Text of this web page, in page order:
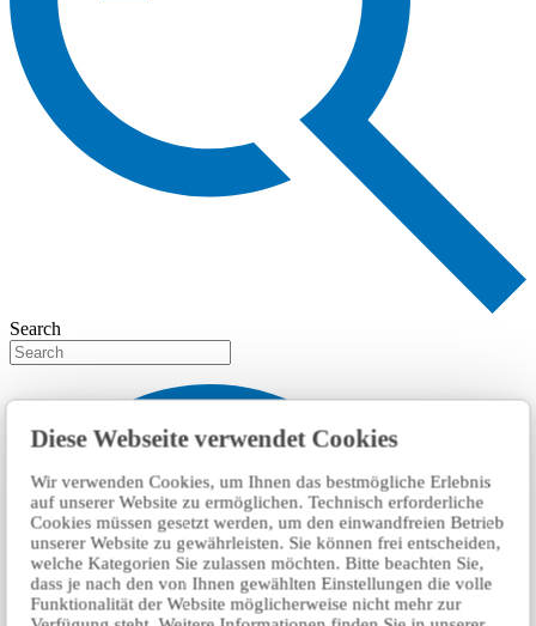
Diese Webseite verwendet Cookies
Wir verwenden Cookies, um Ihnen das bestmögliche Erlebnis
auf unserer Website zu ermöglichen. Technisch erforderliche
Cookies müssen gesetzt werden, um den einwandfreien Betrieb
unserer Website zu gewährleisten. Sie können frei entscheiden,
welche Kategorien Sie zulassen möchten. Bitte beachten Sie,
dass je nach den von Ihnen gewählten Einstellungen die volle
Funktionalität der Website möglicherweise nicht mehr zur
Search